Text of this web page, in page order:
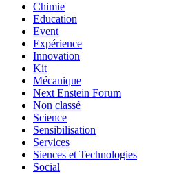
Chimie
Education
Event
Expérience
Innovation
Kit
Mécanique
Next Enstein Forum
Non classé
Science
Sensibilisation
Services
Siences et Technologies
Social